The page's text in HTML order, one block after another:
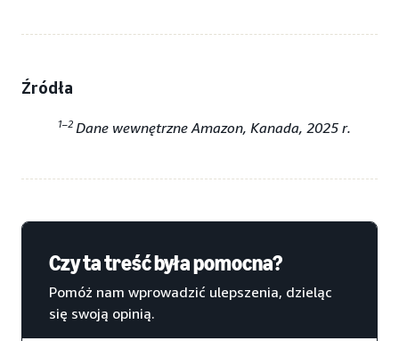
Źródła
1–2 Dane wewnętrzne Amazon, Kanada, 2025 r.
Czy ta treść była pomocna?
Pomóż nam wprowadzić ulepszenia, dzieląc
się swoją opinią.